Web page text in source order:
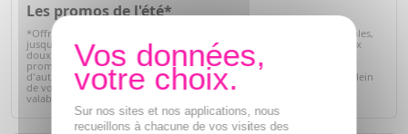
Les promos de l'été*
*Offre valables sur articles signalés, dans la limite des stocks disponibles,
jusqu'au 31/08/2026. Profitez de l'été pour prendre soin de vous à prix
doux. Retrouvez une sélection de produits de parapharmacie en
promotion : soins solaires, hydratation, bien-être, hygiène et bien
d'autres essentiels du quotidien. C'est le moment idéal pour faire le plein
de vos produits préférés tout en réalisant de belles économies. Offre
valable dans la limite des stocks disponibles.
Sur nos sites et nos applications, nous
recueillons à chacune de vos visites des